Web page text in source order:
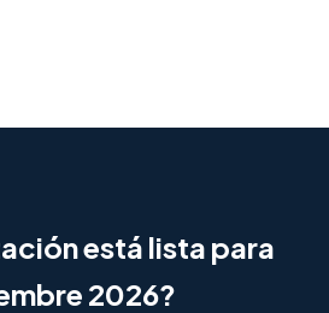
está lista para
2026?